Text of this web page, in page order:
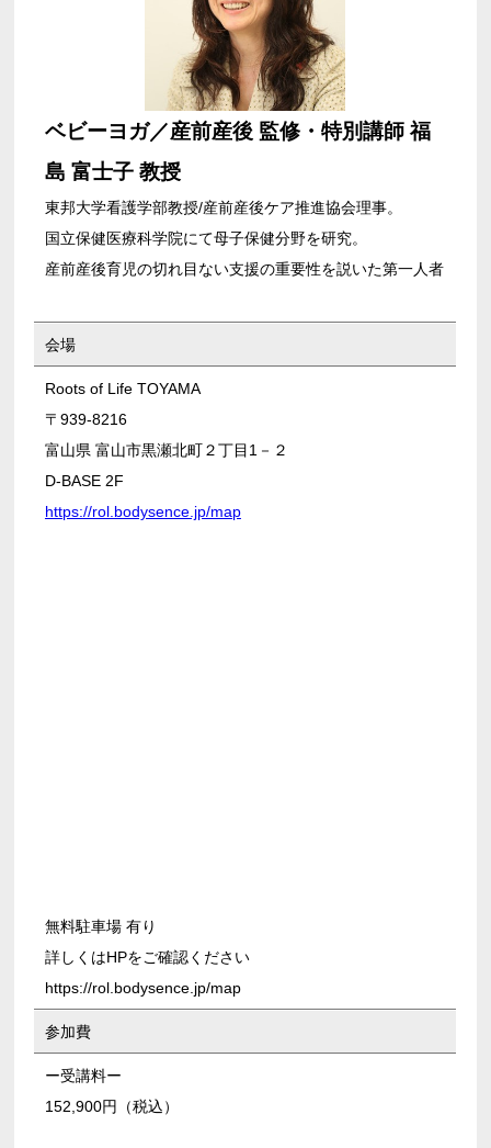
ベビーヨガ／産前産後 監修・特別講師 福
島 富士子 教授
東邦大学看護学部教授/産前産後ケア推進協会理事。
国立保健医療科学院にて母子保健分野を研究。
産前産後育児の切れ目ない支援の重要性を説いた第一人者
会場
Roots of Life TOYAMA
〒939-8216
富山県 富山市黒瀬北町２丁目1－２
D-BASE 2F
https://rol.bodysence.jp/map
無料駐車場 有り
詳しくはHPをご確認ください
https://rol.bodysence.jp/map
参加費
ー受講料ー
152,900円（税込）